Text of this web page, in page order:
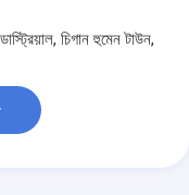
চিগান হুমেন টাউন,